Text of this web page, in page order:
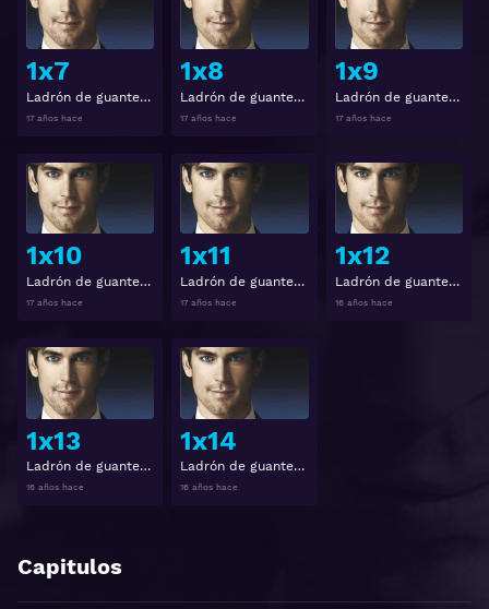
1x7
Ladrón de guante blanco Temporada 1 Capitulo 7
17 años hace
1x8
Ladrón de guante blanco Temporada 1 Capitulo 8
17 años hace
1x9
Ladrón de guante blanco Temporada 1 Capitulo 9
17 años hace
1x10
Ladrón de guante blanco Temporada 1 Capitulo 10
17 años hace
Ver
1x11
Ladrón de guante blanco Temporada 1 Capitulo 11
17 años hace
Ver
1x12
Ladrón de guante blanco Temporada 1 Capitulo 12
16 años hace
1x13
Ladrón de guante blanco Temporada 1 Capitulo 13
16 años hace
Ver
1x14
Ladrón de guante blanco Temporada 1 Capitulo 14
16 años hace
Capitulos